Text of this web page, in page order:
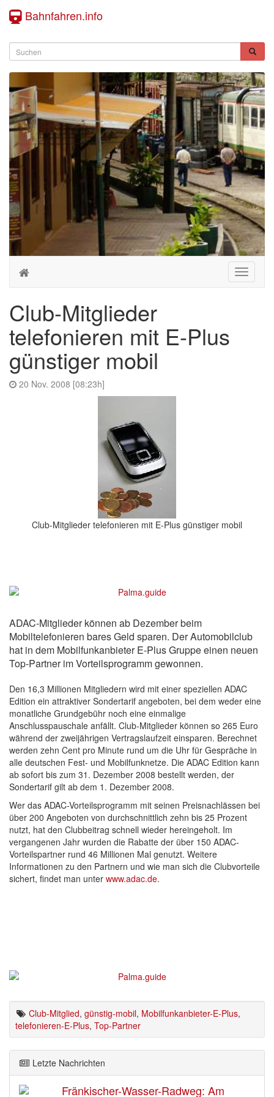
Bahnfahren.info
Toggle
Club-Mitglieder
telefonieren mit E-Plus
günstiger mobil
20 Nov. 2008 [08:23h]
Club-Mitglieder telefonieren mit E-Plus günstiger mobil
ADAC-Mitglieder können ab Dezember beim
Mobiltelefonieren bares Geld sparen. Der Automobilclub
hat in dem Mobilfunkanbieter E-Plus Gruppe einen neuen
Top-Partner im Vorteilsprogramm gewonnen.
Den 16,3 Millionen Mitgliedern wird mit einer speziellen ADAC
Edition ein attraktiver Sondertarif angeboten, bei dem weder eine
monatliche Grundgebühr noch eine einmalige
Anschlusspauschale anfällt. Club-Mitglieder können so 265 Euro
während der zweijährigen Vertragslaufzeit einsparen. Berechnet
werden zehn Cent pro Minute rund um die Uhr für Gespräche in
alle deutschen Fest- und Mobilfunknetze. Die ADAC Edition kann
ab sofort bis zum 31. Dezember 2008 bestellt werden, der
Sondertarif gilt ab dem 1. Dezember 2008.
Wer das ADAC-Vorteilsprogramm mit seinen Preisnachlässen bei
über 200 Angeboten von durchschnittlich zehn bis 25 Prozent
nutzt, hat den Clubbeitrag schnell wieder hereingeholt. Im
vergangenen Jahr wurden die Rabatte der über 150 ADAC-
Vorteilspartner rund 46 Millionen Mal genutzt. Weitere
Informationen zu den Partnern und wie man sich die Clubvorteile
sichert, findet man unter www.adac.de.
Club-Mitglied, günstig-mobil, Mobilfunkanbieter-E-Plus,
telefonieren-E-Plus, Top-Partner
Letzte Nachrichten
Fränkischer-Wasser-Radweg: Am